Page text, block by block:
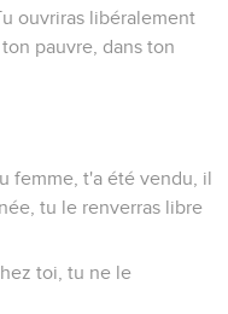
ouvriras libéralement
pauvre, dans ton
femme, t'a été vendu, il
tu le renverras libre
toi, tu ne le